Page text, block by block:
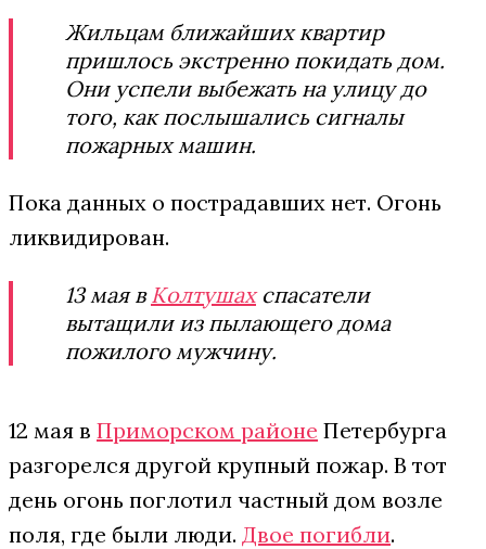
Жильцам ближайших квартир
пришлось экстренно покидать дом.
Они успели выбежать на улицу до
того, как послышались сигналы
пожарных машин.
Пока данных о пострадавших нет. Огонь
ликвидирован.
13 мая вКолтушахспасатели
вытащили из пылающего дома
пожилого мужчину.
12 мая в Приморском районе Петербурга
разгорелся другой крупный пожар. В тот
день огонь поглотил частный дом возле
поля, где были люди. Двое погибли.